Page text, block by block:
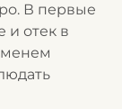
В первые
и отек в